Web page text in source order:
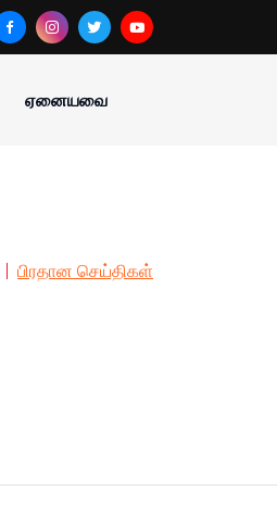
ஏனையவை
பிரதான செய்திகள்